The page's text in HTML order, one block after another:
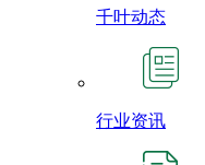
千叶动态
行业资讯